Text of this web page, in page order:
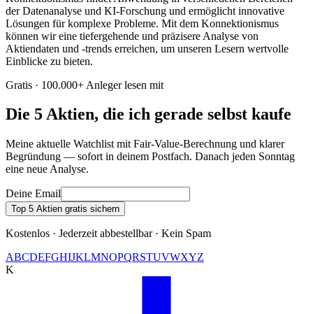
der Datenanalyse und KI-Forschung und ermöglicht innovative
Lösungen für komplexe Probleme. Mit dem Konnektionismus
können wir eine tiefergehende und präzisere Analyse von
Aktiendaten und -trends erreichen, um unseren Lesern wertvolle
Einblicke zu bieten.
Gratis · 100.000+ Anleger lesen mit
Die 5 Aktien, die ich gerade selbst kaufe
Meine aktuelle Watchlist mit Fair-Value-Berechnung und klarer
Begründung — sofort in deinem Postfach. Danach jeden Sonntag
eine neue Analyse.
Deine Email
Top 5 Aktien gratis sichern
Kostenlos · Jederzeit abbestellbar · Kein Spam
ABCDEFGHIJKLMNOPQRSTUVWXYZ
K